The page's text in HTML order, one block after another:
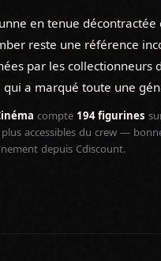
en tenue
reste une référence
par les collectionneurs
qui a marqué toute une
compte 194 figurines
accessibles du crew —
depuis Cdiscount.